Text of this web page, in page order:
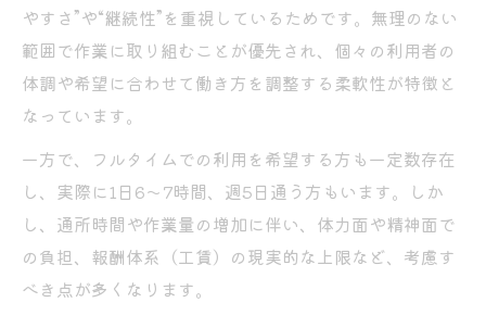
B型とA型を比較した収入の差はどうなる
就労継続支援B型とA型の収入差を徹底比較
A型とB型で工賃・時給はどう異なるか
収入面から見る就労継続支援B型の現実
A型とB型どちらが儲かるか条件別に分析
就労継続支援B型の収入で生活できるか
実際の工賃相場と生活への影響を解説
就労継続支援B型の工賃相場を大阪市平野区
で確認
やすさ”や“継続性”を重視しているためです。無理のない
範囲で作業に取り組むことが優先され、個々の利用者の
体調や希望に合わせて働き方を調整する柔軟性が特徴と
なっています。
一方で、フルタイムでの利用を希望する方も一定数存在
し、実際に1日6〜7時間、週5日通う方もいます。しか
し、通所時間や作業量の増加に伴い、体力面や精神面で
の負担、報酬体系（工賃）の現実的な上限など、考慮す
べき点が多くなります。